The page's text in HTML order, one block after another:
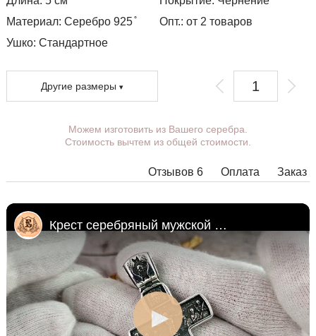
Материал: Серебро 925 ̊
Опт.: от 2 товаров
Ушко: Стандартное
Другие размеры
Вы можете выбрать покрытие, ушко.
Дополнительные пожелания можете указать в
В некоторых моделях подвесок нет возможности
случае наши менеджеры свяжутся с Вами.
Любую подвеску можно дополнить ушком нужного
размера с переходным кольцом под любую цепочку.
Можем изготовить из Вашего серебра.
Стоимость вычтем из общей стоимости.
Отзывов 6 Заказ
Оплата
Крест серебряный мужской большой